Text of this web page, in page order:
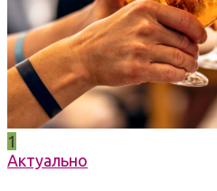
1
Актуально